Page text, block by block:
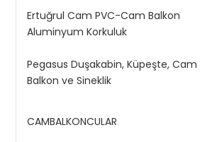
Ertuğrul Cam PVC-Cam Balkon
Aluminyum Korkuluk
Pegasus Duşakabin, Küpeşte, Cam
Balkon ve Sineklik
CAMBALKONCULAR